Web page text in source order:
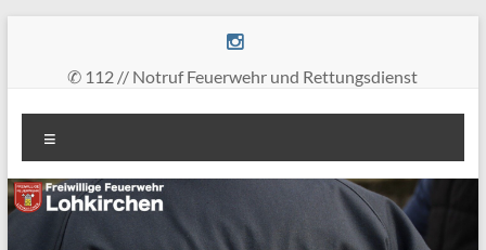
springen✆ 112 // Notruf Feuerwehr und Rettungsdienst
Freiwillige
Feuerwehr
Lohkirchen
retten